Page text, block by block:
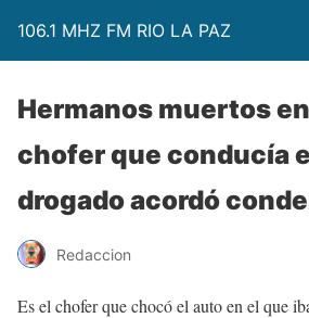
106.1 MHZ FM RIO LA PAZ
Hermanos muertos
chofer que conducía
drogado acordó
Redaccion
Es el chofer que chocó el auto en el que